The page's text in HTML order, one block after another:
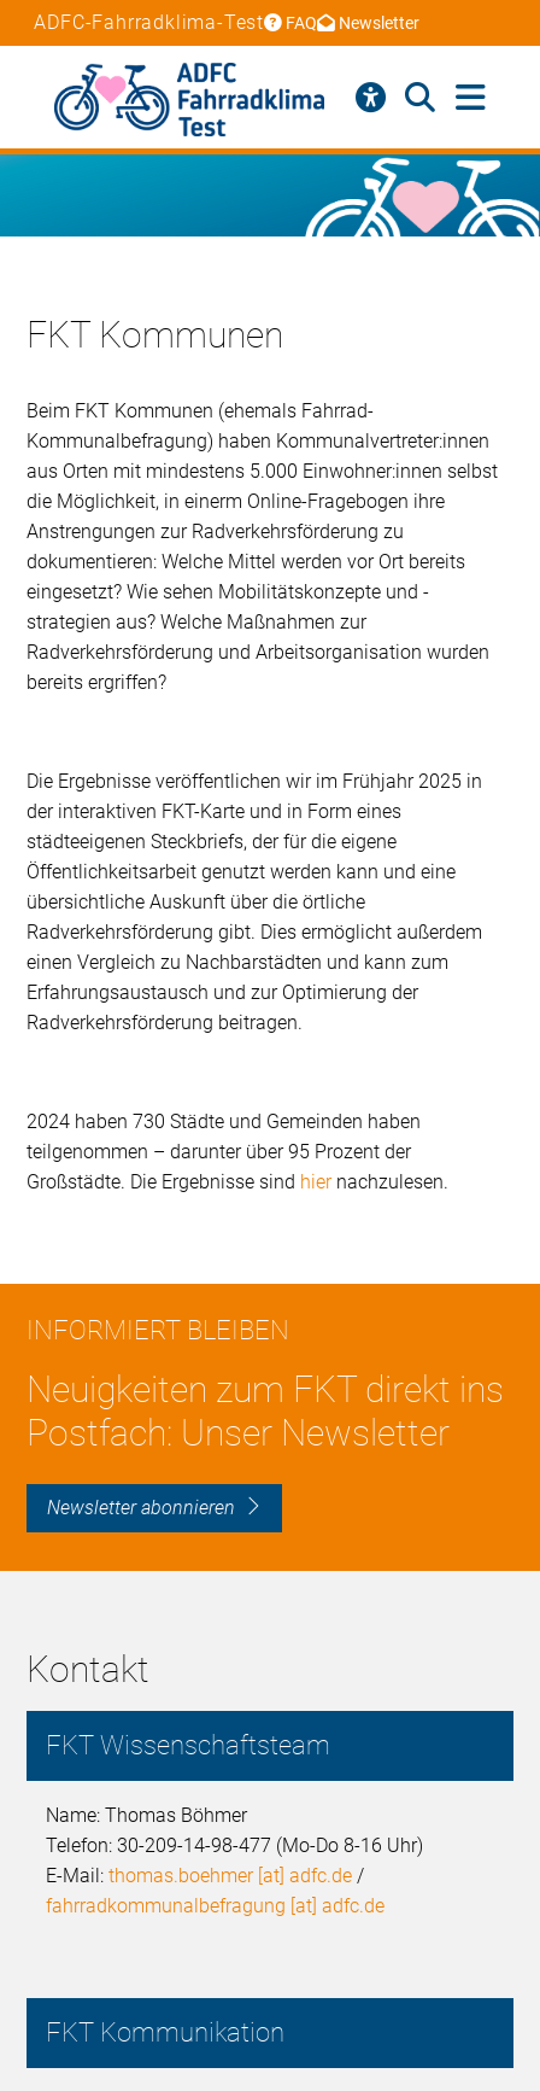
ADFC-Fahrradklima-Test FAQ Newsletter
FKT Kommunen
Beim FKT Kommunen (ehemals Fahrrad-
Kommunalbefragung) haben Kommunalvertreter:innen
aus Orten mit mindestens 5.000 Einwohner:innen selbst
die Möglichkeit, in einerm Online-Fragebogen ihre
Anstrengungen zur Radverkehrsförderung zu
dokumentieren: Welche Mittel werden vor Ort bereits
eingesetzt? Wie sehen Mobilitätskonzepte und -
strategien aus? Welche Maßnahmen zur
Radverkehrsförderung und Arbeitsorganisation wurden
bereits ergriffen?
Die Ergebnisse veröffentlichen wir im Frühjahr 2025 in
der interaktiven FKT-Karte und in Form eines
städteeigenen Steckbriefs, der für die eigene
Öffentlichkeitsarbeit genutzt werden kann und eine
übersichtliche Auskunft über die örtliche
Radverkehrsförderung gibt. Dies ermöglicht außerdem
einen Vergleich zu Nachbarstädten und kann zum
Erfahrungsaustausch und zur Optimierung der
Radverkehrsförderung beitragen.
2024 haben 730 Städte und Gemeinden haben
teilgenommen – darunter über 95 Prozent der
Großstädte. Die Ergebnisse sind hier nachzulesen.
INFORMIERT BLEIBEN
Neuigkeiten zum FKT direkt ins
Postfach: Unser Newsletter
Newsletter abonnieren
Kontakt
FKT Wissenschaftsteam
Name: Thomas Böhmer
Telefon: 30-209-14-98-477 (Mo-Do 8-16 Uhr)
E-Mail:thomas.boehmer [at] adfc.de /
fahrradkommunalbefragung [at] adfc.de
FKT Kommunikation